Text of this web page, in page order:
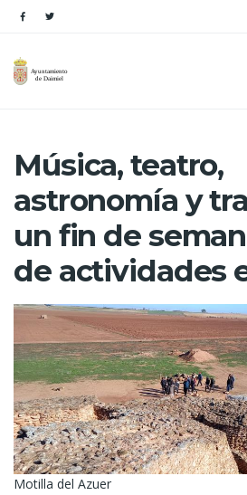
Música, teatro,
astronomía y
un fin de
de actividades
Motilla del Azuer